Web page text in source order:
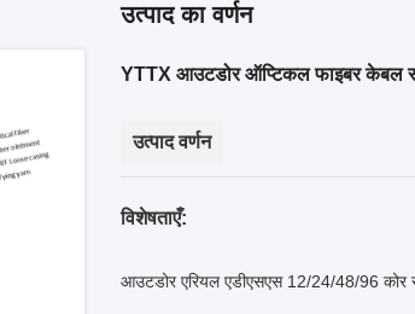
उत्पाद का वर्णन
YTTX आउटडोर ऑप्टिकल फाइबर केबल
उत्पाद वर्णन
विशेषताएँ:
आउटडोर एरियल एडीएसएस 12/24/48/96 कोर